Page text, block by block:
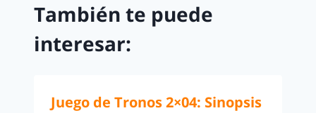
También te puede
interesar:
Juego de Tronos 2×04: Sinopsis